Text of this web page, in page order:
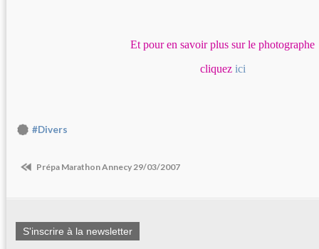
Et pour en savoir plus sur le photographe
cliquez ici
#Divers
Prépa Marathon Annecy 29/03/2007
S'inscrire à la newsletter